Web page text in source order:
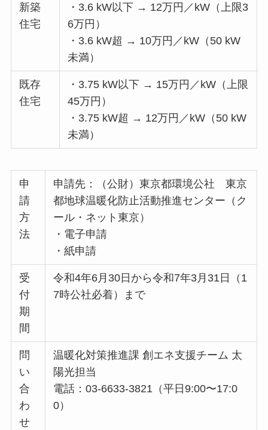
新築
住宅
・3.6 kW以下 → 12万円／kW（上限3
6万円）
・3.6 kW超 → 10万円／kW（50 kW
未満）
既存
住宅
・3.75 kW以下 → 15万円／kW（上限
45万円）
・3.75 kW超 → 12万円／kW（50 kW
未満）
申
請
方
法
申請先：（公財）東京都環境公社 東京
都地球温暖化防止活動推進センター（ク
ール・ネット東京）
・電子申請
・紙申請
受
付
期
間
令和4年6月30日から令和7年3月31日（1
7時公社必着）まで
問
い
合
わ
せ
温暖化対策推進課 創エネ支援チーム 太
陽光担当
電話：03-6633-3821（平日9:00〜17:0
0）